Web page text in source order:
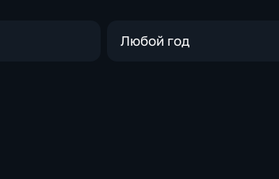
Любой год